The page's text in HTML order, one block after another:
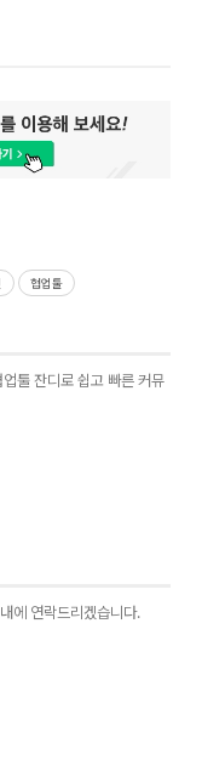
협업툴
툴 잔디로 쉽고 빠른 커뮤
에 연락드리겠습니다.